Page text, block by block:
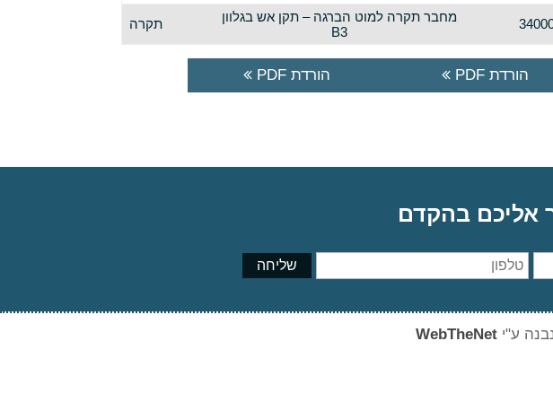
מחבר תקרה למוט הברגה – תקן אשבגלוון
B3
תקרה
הורדת PDF הורדת PDF
אליכם בהקדם
ע"יWebTheNet